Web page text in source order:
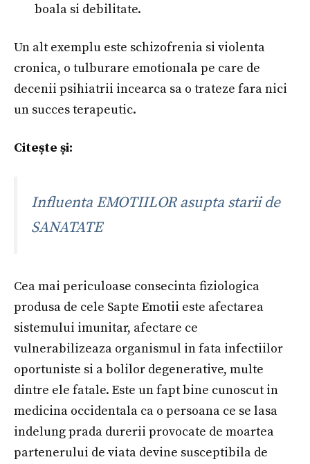
boala si debilitate.
Un alt exemplu este schizofrenia si violenta
cronica, o tulburare emotionala pe care de
decenii psihiatrii incearca sa o trateze fara nici
un succes terapeutic.
Citește și:
Influenta EMOTIILOR asupta starii de
SANATATE
Cea mai periculoase consecinta fiziologica
produsa de cele Sapte Emotii este afectarea
sistemului imunitar, afectare ce
vulnerabilizeaza organismul in fata infectiilor
oportuniste si a bolilor degenerative, multe
dintre ele fatale. Este un fapt bine cunoscut in
medicina occidentala ca o persoana ce se lasa
indelung prada durerii provocate de moartea
partenerului de viata devine susceptibila de